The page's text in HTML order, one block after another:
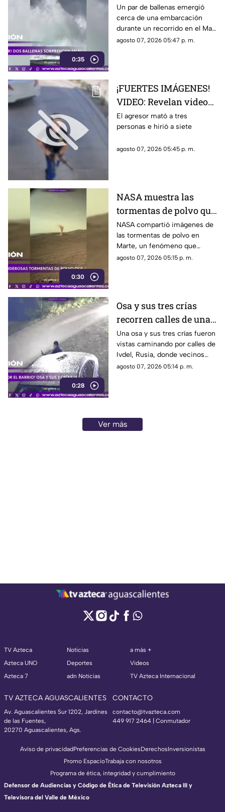
0:35
durante avistamiento
en el Mar de Cortés
Un par de ballenas emergió
cerca de una embarcación
durante un recorrido en el Mar
de Cortés. El avistamiento fue
agosto 07, 2026 05:47 p. m.
¡FUERTES IMÁGENES!
VIDEO: Revelan videos
de seguridad del tiroteo
realizado en famosa
hamburguesas en
El agresor mató a tres
personas e hirió a siete
agosto 07, 2026 05:45 p. m.
0:30
NASA muestra las
tormentas de polvo que
cubren Marte
NASA compartió imágenes de
las tormentas de polvo en
Marte, un fenómeno que
puede extenderse por miles de
agosto 07, 2026 05:15 p. m.
0:28
Osa y sus tres crías
recorren calles de una
ciudad en Rusia
Una osa y sus tres crías fueron
vistas caminando por calles de
Ivdel, Rusia, donde vecinos
reportan un aumento en los
agosto 07, 2026 05:14 p. m.
Ver más
TV Azteca
Azteca UNO
Azteca 7
Noticias
Deportes
adn Noticias
a más +
Videos
TV Azteca Internacional
TV AZTECA AGUASCALIENTES
Av. Aguascalientes Sur 1202, Jardines
de las Fuentes,
20270 Aguascalientes, Ags.
CONTACTO
contacto@tvazteca.com
449 917 2464 | Conmutador
Aviso de privacidadPreferencias de CookiesDerechosInversionistas
Promo EspacioTrabaja con nosotros
Programa de ética, integridad y cumplimiento
Defensor de Audiencias y Código de Ética de Televisión Azteca III y
Televisora del Valle de México